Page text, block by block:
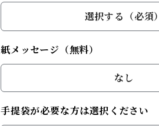
選択する（必須）
紙メッセージ（無料）
なし
手提袋が必要な方は選択ください